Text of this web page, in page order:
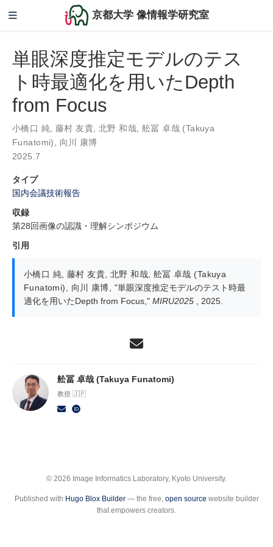
京都大学 像情報学研究室
単眼深度推定モデルのテス
ト時最適化を用いたDepth
from Focus
小橋口 純 藤村 友貴 北野 和哉 舩冨 卓哉 (Takuya
Funatomi)
向川 康博
2025.7
タイプ
国内会議技術報告
収録
第28回画像の認識・理解シンポジウム
引用
小橋口 純 藤村 友貴 北野 和哉, 舩冨 卓哉 (Takuya
Funatomi)
向川 康博
"単眼深度推定モデルのテスト時最
適化を用いたDepth from Focus," MIRU2025 , 2025.
舩冨 卓哉 (Takuya Funatomi)
教授 🇯🇵
© 2026 Image Informatics Laboratory, Kyoto University.
Published with Hugo Blox Builder— the free, open source website builder
that empowers creators.